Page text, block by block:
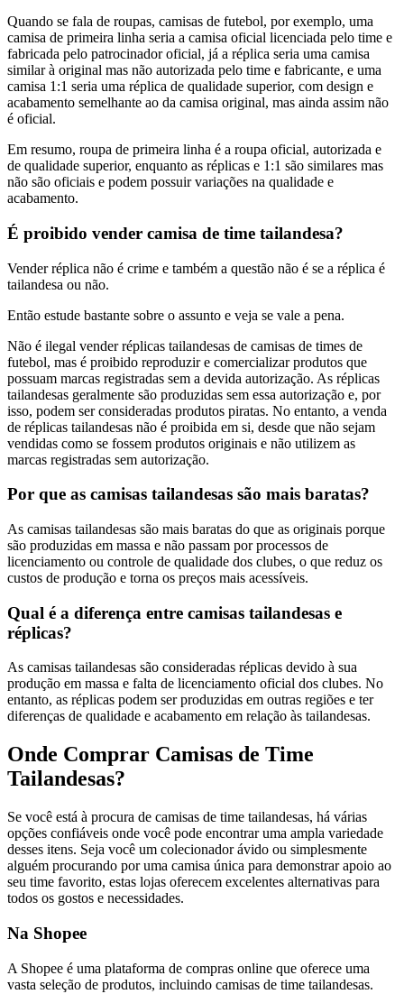
Quando se fala de roupas, camisas de futebol, por exemplo, uma
camisa de primeira linha seria a camisa oficial licenciada pelo time e
fabricada pelo patrocinador oficial, já a réplica seria uma camisa
similar à original mas não autorizada pelo time e fabricante, e uma
camisa 1:1 seria uma réplica de qualidade superior, com design e
acabamento semelhante ao da camisa original, mas ainda assim não
é oficial.
Em resumo, roupa de primeira linha é a roupa oficial, autorizada e
de qualidade superior, enquanto as réplicas e 1:1 são similares mas
não são oficiais e podem possuir variações na qualidade e
acabamento.
É proibido vender camisa de time tailandesa?
Vender réplica não é crime e também a questão não é se a réplica é
tailandesa ou não.
Então estude bastante sobre o assunto e veja se vale a pena.
Não é ilegal vender réplicas tailandesas de camisas de times de
futebol, mas é proibido reproduzir e comercializar produtos que
possuam marcas registradas sem a devida autorização. As réplicas
tailandesas geralmente são produzidas sem essa autorização e, por
isso, podem ser consideradas produtos piratas. No entanto, a venda
de réplicas tailandesas não é proibida em si, desde que não sejam
vendidas como se fossem produtos originais e não utilizem as
marcas registradas sem autorização.
Por que as camisas tailandesas são mais baratas?
As camisas tailandesas são mais baratas do que as originais porque
são produzidas em massa e não passam por processos de
licenciamento ou controle de qualidade dos clubes, o que reduz os
custos de produção e torna os preços mais acessíveis.
Qual é a diferença entre camisas tailandesas e
réplicas?
As camisas tailandesas são consideradas réplicas devido à sua
produção em massa e falta de licenciamento oficial dos clubes. No
entanto, as réplicas podem ser produzidas em outras regiões e ter
diferenças de qualidade e acabamento em relação às tailandesas.
Onde Comprar Camisas de Time
Tailandesas?
Se você está à procura de camisas de time tailandesas, há várias
opções confiáveis onde você pode encontrar uma ampla variedade
desses itens. Seja você um colecionador ávido ou simplesmente
alguém procurando por uma camisa única para demonstrar apoio ao
seu time favorito, estas lojas oferecem excelentes alternativas para
todos os gostos e necessidades.
Na Shopee
A Shopee é uma plataforma de compras online que oferece uma
vasta seleção de produtos, incluindo camisas de time tailandesas.